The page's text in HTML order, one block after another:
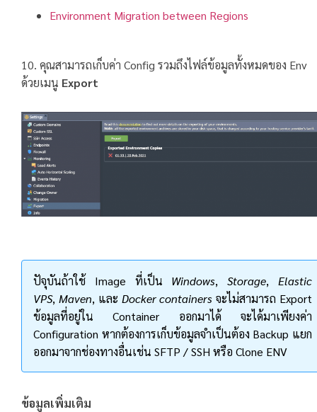
Environment Migration between Regions
10. คุณสามารถเก็บค่า Config รวมถึงไฟล์ข้อมูลทั้งหมดของ Env
ด้วยเมนู Export
ปัจุบันถ้าใช้ Image ที่เป็น Windows,Storage,Elastic
VPS, Maven, และ Docker containers จะไม่สามารถ Export
ข้อมูลที่อยู่ใน Container ออกมาได้ จะได้มาเพียงค่า
Configuration หากต้องการเก็บข้อมูลจำเป็นต้อง Backup แยก
ออกมาจากช่องทางอื่นเช่น SFTP / SSH หรือ Clone ENV
ข้อมูลเพิ่มเติม